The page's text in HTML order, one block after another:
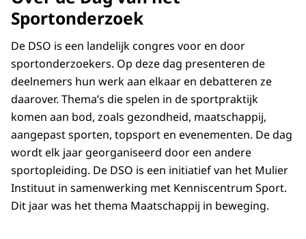
Sportonderzoek
De DSO is een landelijk congres voor en door
sportonderzoekers. Op deze dag presenteren de
deelnemers hun werk aan elkaar en debatteren ze
daarover. Thema’s die spelen in de sportpraktijk
komen aan bod, zoals gezondheid, maatschappij,
aangepast sporten, topsport en evenementen. De dag
wordt elk jaar georganiseerd door een andere
sportopleiding. De DSO is een initiatief van het Mulier
Instituut in samenwerking met Kenniscentrum Sport.
Dit jaar was het thema Maatschappij in beweging.